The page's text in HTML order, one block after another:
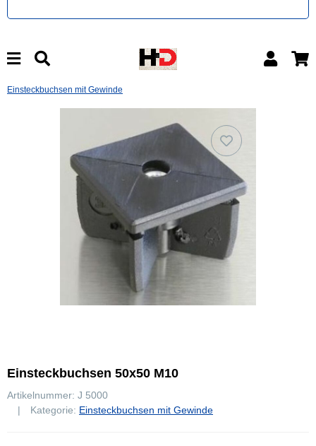
Einsteckbuchsen mit Gewinde
Einsteckbuchsen 50x50 M10
Artikelnummer: J 5000
Kategorie: Einsteckbuchsen mit Gewinde